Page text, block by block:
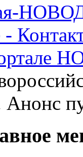
-
Анонс